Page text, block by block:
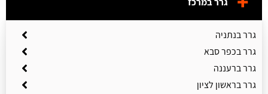
גרר בנתניה
גרר בכפר סבא
גרר ברעננה
גרר בראשון לציון